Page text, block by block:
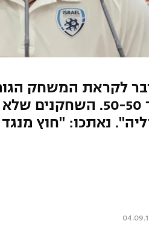
לקראת המשחק
פייבוריטים, זה יותר
נאתכו: "חוץ